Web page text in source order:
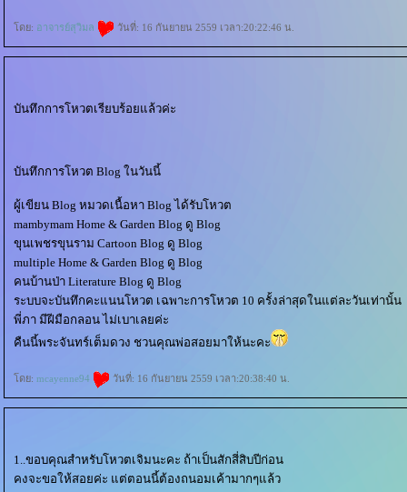
ดย: อาจารย์สุวิมล วันที่: 16 กันยายน 2559 เวลา:20:22:46 น.
บันทึกการโหวตเรียบร้อยแล้วค่ะ
บันทึกการโหวต Blog ในวันนี้
ผู้เขียน Blog หมวดเนื้อหา Blog ได้รับโหวต
mambymam Home & Garden Blog ดู Blog
ขุนเพชรขุนราม Cartoon Blog ดู Blog
multiple Home & Garden Blog ดู Blog
คนบ้านป่า Literature Blog ดู Blog
ระบบจะบันทึกคะแนนโหวต เฉพาะการโหวต 10 ครั้งล่าสุดในแต่ละวันเท่านั้น
พี่ภา มีฝีมือกลอน ไม่เบาเลยค่ะ
คืนนี้พระจันทร์เต็มดวง ชวนคุณพ่อสอยมาให้นะคะ
ดย: mcayenne94 วันที่: 16 กันยายน 2559 เวลา:20:38:40 น.
1..ขอบคุณสำหรับโหวตเจิมนะคะ ถ้าเป็นสักสี่สิบปีก่อน
คงจะขอให้สอยค่ะ แต่ตอนนี้ต้องถนอมเค้ามากๆแล้ว